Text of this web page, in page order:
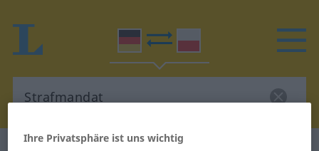
Ihre Privatsphäre ist uns wichtig